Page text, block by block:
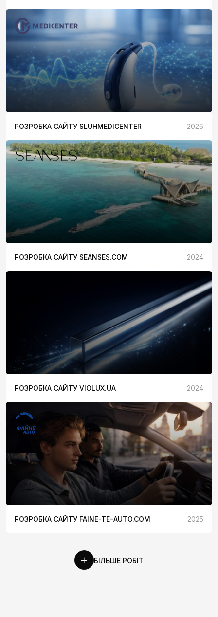
РОЗРОБКА САЙТУ SLUHMEDICENTER 2026
РОЗРОБКА САЙТУ SEANSES.COM 2024
РОЗРОБКА САЙТУ VIOLUX.UA 2024
РОЗРОБКА САЙТУ FAINE-TE-AUTO.COM 2025
БІЛЬШЕ РОБІТ